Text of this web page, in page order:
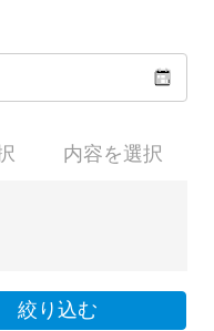
内容を選択
絞り込む